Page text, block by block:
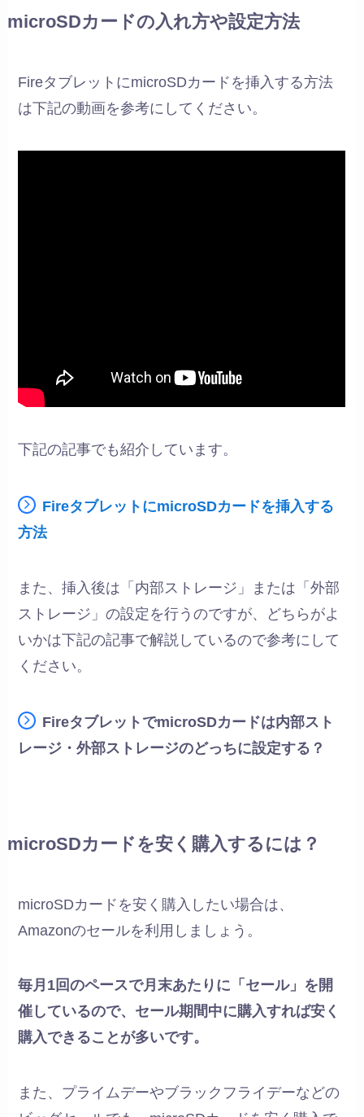
microSDカードの入れ方や設定方法
FireタブレットにmicroSDカードを挿入する方法
は下記の動画を参考にしてください。
下記の記事でも紹介しています。
FireタブレットにmicroSDカードを挿入する
方法
また、挿入後は「内部ストレージ」または「外部
ストレージ」の設定を行うのですが、どちらがよ
いかは下記の記事で解説しているので参考にして
ください。
FireタブレットでmicroSDカードは内部スト
レージ・外部ストレージのどっちに設定する？
microSDカードを安く購入するには？
microSDカードを安く購入したい場合は、
Amazonのセールを利用しましょう。
毎月1回のペースで月末あたりに「セール」を開
催しているので、セール期間中に購入すれば安く
購入できることが多いです。
また、プライムデーやブラックフライデーなどの